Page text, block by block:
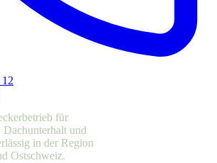
für
Dachunterhalt und
in der Region
Ostschweiz.